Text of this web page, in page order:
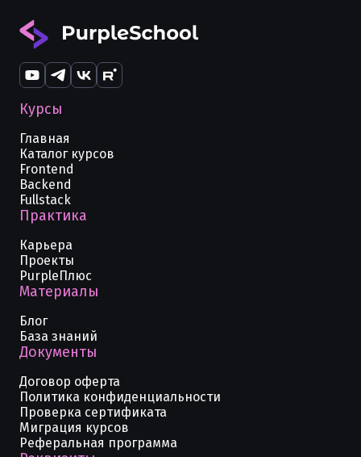
Курсы
Главная
Каталог курсов
Frontend
Backend
Fullstack
Практика
Карьера
Проекты
PurpleПлюс
Материалы
Блог
База знаний
Документы
Договор оферта
Политика конфиденциальности
Проверка сертификата
Миграция курсов
Реферальная программа